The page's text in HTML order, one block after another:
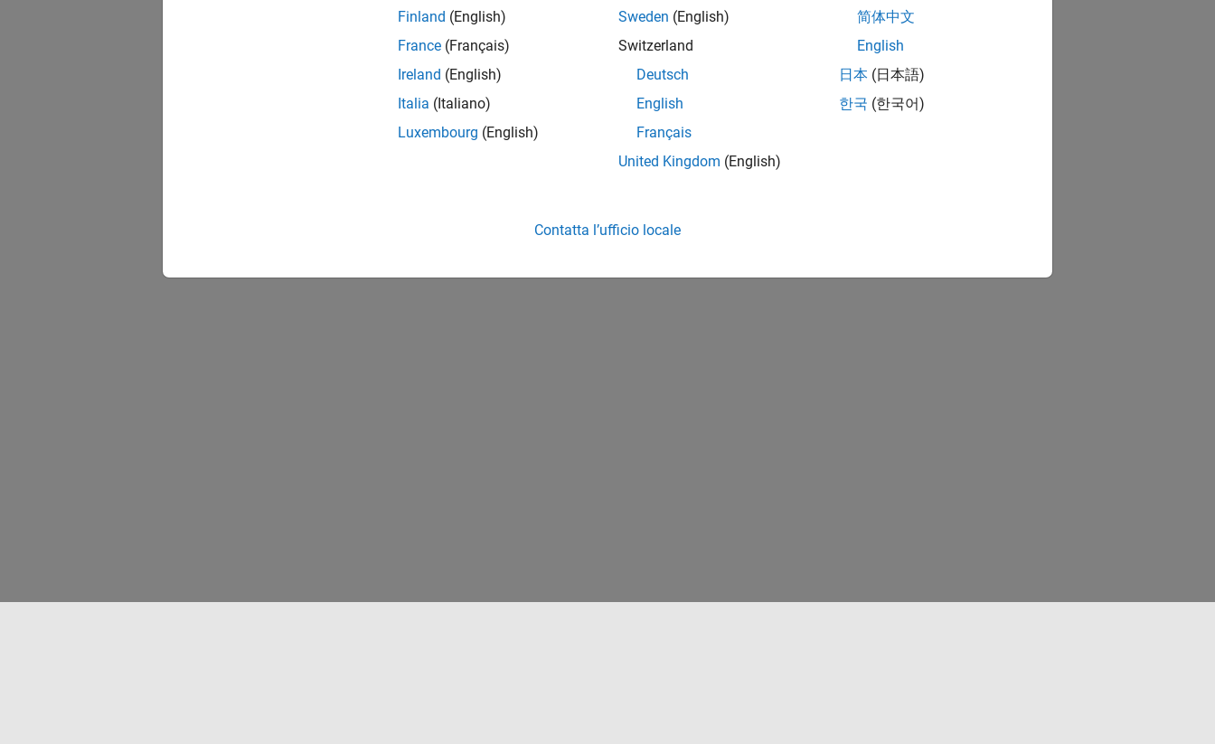
Finland (English)
France (Français)
Ireland (English)
Italia (Italiano)
Luxembourg (English)
Sweden (English)
Switzerland
Deutsch
English
Français
United Kingdom (English)
简体中文
English
日本 (日本語)
한국 (한국어)
Contatta l’ufficio locale